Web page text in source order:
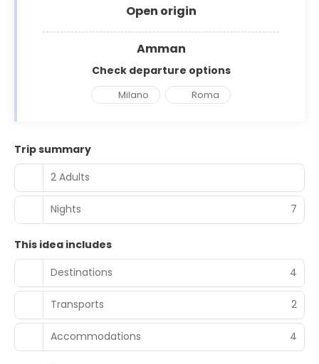
Open origin
Amman
Check departure options
Milano Roma
Trip summary
2 Adults
Nights 7
This idea includes
Destinations
4
Transports 2
Accommodations 4